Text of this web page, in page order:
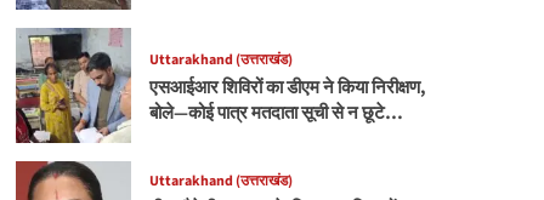
Uttarakhand (उत्तराखंड)
एसआईआर शिविरों का डीएम ने किया निरीक्षण,
बोले—कोई पात्र मतदाता सूची से न छूटे…
Uttarakhand (उत्तराखंड)